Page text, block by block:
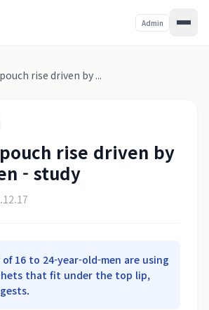
Admin
rise driven by ...
rise driven by
- study
16 to 24-year-old-men are using
that fit under the top lip,